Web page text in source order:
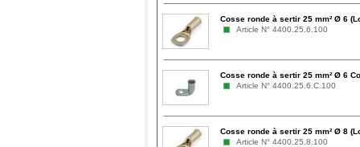
Cosse ronde à sertir 25 mm² Ø 6
Article N° 4400.25.6.100
Cosse ronde à sertir 25 mm² Ø 6
Article N° 4400.25.6.C.100
Cosse ronde à sertir 25 mm² Ø 8
Article N° 4400.25.8.100